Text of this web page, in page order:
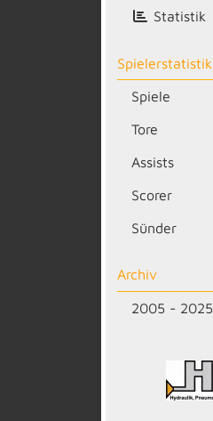
Statistik
Spielerstatistik
Spiele
Tore
Assists
Scorer
Sünder
Archiv
2005 - 2025